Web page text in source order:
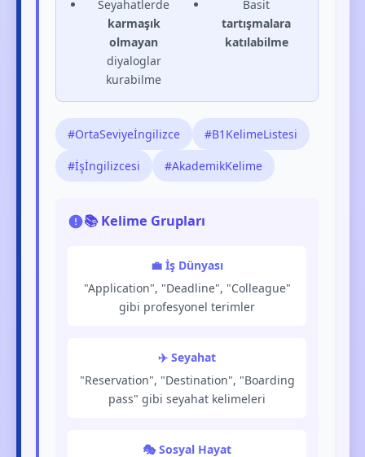
Seyahatlerde
karmaşık
olmayan
diyaloglar
kurabilme
Basit
tartışmalara
katılabilme
#OrtaSeviyeİngilizce #B1KelimeListesi
#İşİngilizcesi #AkademikKelime
📚 Kelime Grupları
💼 İş Dünyası
"Application", "Deadline", "Colleague"
gibi profesyonel terimler
✈️ Seyahat
"Reservation", "Destination", "Boarding
pass" gibi seyahat kelimeleri
🎭 Sosyal Hayat